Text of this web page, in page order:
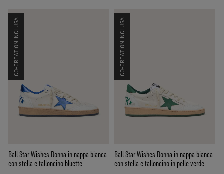
CO-CREATION INCLUSA
Ball Star Wishes Donna in nappa bianca
con stella e talloncino bluette
CO-CREATION INCLUSA
Ball Star Wishes Donna in nappa bianca
con stella e talloncino in pelle verde